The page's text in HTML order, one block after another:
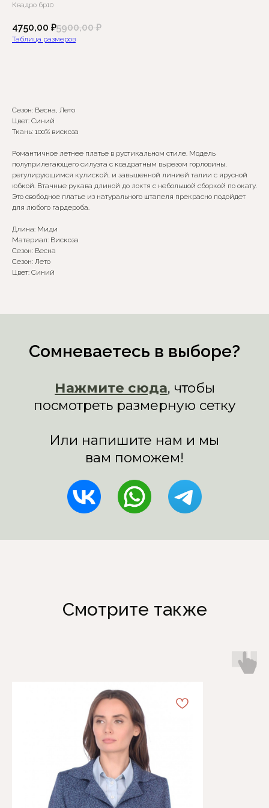
Квадро бр10
4750,00 ₽5900,00 ₽
Таблица размеров
Сезон: Весна, Лето
Цвет: Синий
Ткань: 100% вискоза
Романтичное летнее платье в рустикальном стиле. Модель
полуприлегающего силуэта с квадратным вырезом горловины,
регулирующимся кулиской, и завышенной линией талии с ярусной
юбкой. Втачные рукава длиной до локтя с небольшой сборкой по окату.
Это свободное платье из натурального штапеля прекрасно подойдет
для любого гардероба.
Длина: Миди
Материал: Вискоза
Сезон: Весна
Сезон: Лето
Цвет: Синий
Сомневаетесь в выборе?
Нажмите сюда, чтобы
посмотреть размерную сетку
Или напишите нам и мы
Смотрите также